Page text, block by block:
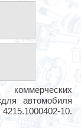
автомобиля
10.